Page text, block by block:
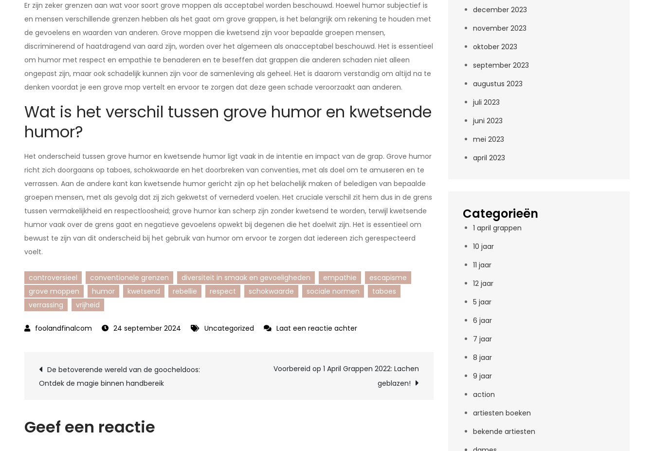
Er zijn zeker grenzen aan wat voor soort grove moppen als acceptabel worden beschouwd. Hoewel humor subjectief is
en mensen verschillende grenzen hebben als het gaat om grove grappen, is het belangrijk om rekening te houden met
de gevoelens en waarden van anderen. Grove moppen die kwetsend zijn voor bepaalde groepen mensen,
discriminerend of haatdragend van aard zijn, worden over het algemeen als onacceptabel beschouwd. Het is essentieel
om humor met respect en empathie te benaderen en te beseffen dat grappen die anderen schaden niet alleen
ongepast zijn, maar ook schadelijk kunnen zijn voor de samenleving als geheel. Het is daarom verstandig om altijd na te
denken voordat je een grove mop vertelt en ervoor te zorgen dat deze geen schade veroorzaakt aan anderen.
Wat is het verschil tussen grove humor en kwetsende
humor?
Het onderscheid tussen grove humor en kwetsende humor ligt vaak in de intentie en impact van de grap. Grove humor
richt zich doorgaans op taboes, schokwaarde en het doorbreken van conventies, met als doel om te amuseren en te
verrassen. Aan de andere kant kan kwetsende humor gericht zijn op het belachelijk maken of beledigen van bepaalde
groepen mensen, met als gevolg dat zij zich gekwetst of vernederd voelen. Het cruciale verschil zit hem dus in de grens
tussen vermakelijkheid en respectloosheid; grove humor kan scherp zijn zonder kwetsend te worden, terwijl kwetsende
humor vaak over de grens gaat en negatieve gevoelens opwekt bij degenen die het doelwit zijn. Het is essentieel om
bewust te zijn van dit onderscheid bij het gebruik van humor om ervoor te zorgen dat iedereen zich gerespecteerd
voelt.
controversieel conventionele grenzen diversiteit in smaak en gevoeligheden empathie
escapisme
grove moppen
humor kwetsend rebellie respect schokwaarde sociale normen
taboes
verrassing
vrijheid
24 september 2024 Uncategorized Laat een reactie achterop
van
Berichtnavigatie
De betoverende wereld van de goocheldoos:
Ontdek de magie binnen handbereik
Voorbereid op 1 April Grappen 2022: Lachen
geblazen!
Geef een reactie
december 2023
november 2023
oktober 2023
september 2023
augustus 2023
juli 2023
juni 2023
mei 2023
april 2023
Categorieën
1 april grappen
10 jaar
11 jaar
12 jaar
5 jaar
6 jaar
7 jaar
8 jaar
9 jaar
action
artiesten boeken
bekende artiesten